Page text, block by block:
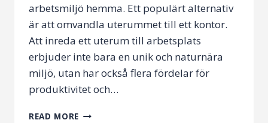
arbetsmiljö hemma. Ett populärt alternativ
är att omvandla uterummet till ett kontor.
Att inreda ett uterum till arbetsplats
erbjuder inte bara en unik och naturnära
miljö, utan har också flera fördelar för
produktivitet och…
READ MORE SÅ